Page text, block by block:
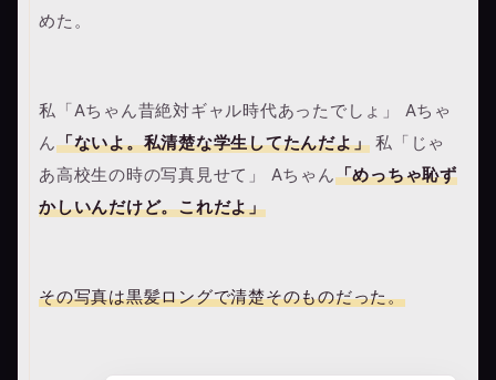
めた。
私「Aちゃん昔絶対ギャル時代あったでしょ」 Aちゃ
ん「ないよ。私清楚な学生してたんだよ」 私「じゃ
あ高校生の時の写真見せて」 Aちゃん「めっちゃ恥ず
かしいんだけど。これだよ」
その写真は黒髪ロングで清楚そのものだった。